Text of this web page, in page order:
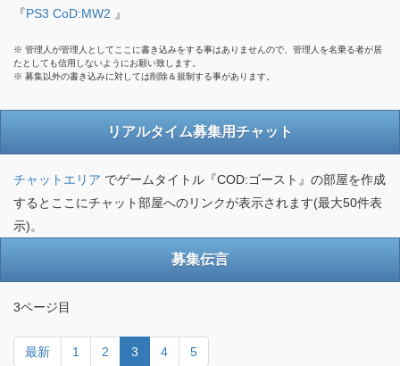
『PS3 CoD:MW2 』
※ 管理人が管理人としてここに書き込みをする事はありませんので、管理人を名乗る者が居
たとしても信用しないようにお願い致します。
※ 募集以外の書き込みに対しては削除＆規制する事があります。
リアルタイム募集用チャット
チャットエリア でゲームタイトル『COD:ゴースト』の部屋を作成
するとここにチャット部屋へのリンクが表示されます(最大50件表
示)。
募集伝言
3ページ目
最新 1 2 3 4 5